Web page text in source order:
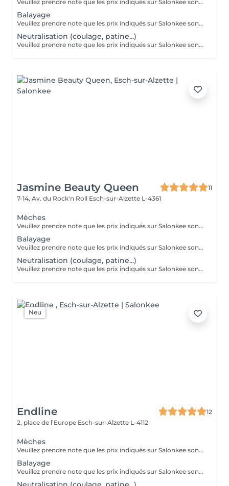
Veuillez prendre note que les prix indiqués sur Salonkee sont communiqués à titre informatif et s'entendent de base. Ces derniers sont susceptibles de varier selon le diagnostic réalisé à votre arrivée au salon et l'expertise du professionnel à qui vous confiez votre beauté. Dans tous les cas, un devis précis vous sera proposé et toutes réalisations de prestations seront effectuées avec votre accord. Un grand merci d'avance pour votre compréhension. Au plaisir de vous recevoir très vite.
Balayage
Veuillez prendre note que les prix indiqués sur Salonkee sont communiqués à titre informatif et s'entendent de base. Ces derniers sont susceptibles de varier selon le diagnostic réalisé à votre arrivée au salon et l'expertise du professionnel à qui vous confiez votre beauté. Dans tous les cas, un devis précis vous sera proposé et toutes réalisations de prestations seront effectuées avec votre accord. Un grand merci d'avance pour votre compréhension. Au plaisir de vous recevoir très vite.
Neutralisation (coulage, patine...)
Veuillez prendre note que les prix indiqués sur Salonkee sont communiqués à titre informatif et s'entendent de base. Ces derniers sont susceptibles de varier selon le diagnostic réalisé à votre arrivée au salon et l'expertise du professionnel à qui vous confiez votre beauté. Dans tous les cas, un devis précis vous sera proposé et toutes réalisations de prestations seront effectuées avec votre accord. Un grand merci d'avance pour votre compréhension. Au plaisir de vous recevoir très vite.
Jasmine Beauty Queen
11
7-14, Av. du Rock'n Roll Esch-sur-Alzette L-4361
Mèches
Veuillez prendre note que les prix indiqués sur Salonkee sont communiqués à titre informatif et s'entendent de base. Ces derniers sont susceptibles de varier selon le diagnostic réalisé à votre arrivée au salon et l'expertise du professionnel à qui vous confiez votre beauté. Dans tous les cas, un devis précis vous sera proposé et toutes réalisations de prestations seront effectuées avec votre accord. Un grand merci d'avance pour votre compréhension. Au plaisir de vous recevoir très vite.
Balayage
Veuillez prendre note que les prix indiqués sur Salonkee sont communiqués à titre informatif et s'entendent de base. Ces derniers sont susceptibles de varier selon le diagnostic réalisé à votre arrivée au salon et l'expertise du professionnel à qui vous confiez votre beauté. Dans tous les cas, un devis précis vous sera proposé et toutes réalisations de prestations seront effectuées avec votre accord. Un grand merci d'avance pour votre compréhension. Au plaisir de vous recevoir très vite.
Neutralisation (coulage, patine...)
Veuillez prendre note que les prix indiqués sur Salonkee sont communiqués à titre informatif et s'entendent de base. Ces derniers sont susceptibles de varier selon le diagnostic réalisé à votre arrivée au salon et l'expertise du professionnel à qui vous confiez votre beauté. Dans tous les cas, un devis précis vous sera proposé et toutes réalisations de prestations seront effectuées avec votre accord. Un grand merci d'avance pour votre compréhension. Au plaisir de vous recevoir très vite.
Neu
Endline
12
2, place de l’Europe Esch-sur-Alzette L-4112
Mèches
Veuillez prendre note que les prix indiqués sur Salonkee sont communiqués à titre informatif et s'entendent de base. Ces derniers sont susceptibles de varier selon le diagnostic réalisé à votre arrivée au salon et l'expertise du professionnel à qui vous confiez votre beauté. Dans tous les cas, un devis précis vous sera proposé et toutes réalisations de prestations seront effectuées avec votre accord. Un grand merci d'avance pour votre compréhension. Au plaisir de vous recevoir très vite.
Balayage
Veuillez prendre note que les prix indiqués sur Salonkee sont communiqués à titre informatif et s'entendent de base. Ces derniers sont susceptibles de varier selon le diagnostic réalisé à votre arrivée au salon et l'expertise du professionnel à qui vous confiez votre beauté. Dans tous les cas, un devis précis vous sera proposé et toutes réalisations de prestations seront effectuées avec votre accord. Un grand merci d'avance pour votre compréhension. Au plaisir de vous recevoir très vite.